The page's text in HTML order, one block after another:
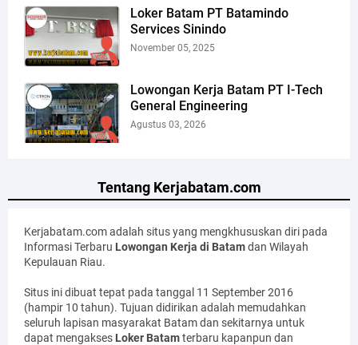
Loker Batam PT Batamindo
Services Sinindo
November 05, 2025
Lowongan Kerja Batam PT I-Tech
General Engineering
Agustus 03, 2026
Tentang Kerjabatam.com
Kerjabatam.com adalah situs yang mengkhususkan diri pada
Informasi Terbaru Lowongan Kerja di Batamdan Wilayah
Kepulauan Riau.
Situs ini dibuat tepat pada tanggal 11 September 2016
(hampir 10 tahun). Tujuan didirikan adalah memudahkan
seluruh lapisan masyarakat Batam dan sekitarnya untuk
dapat mengakses Loker Batamterbaru kapanpun dan